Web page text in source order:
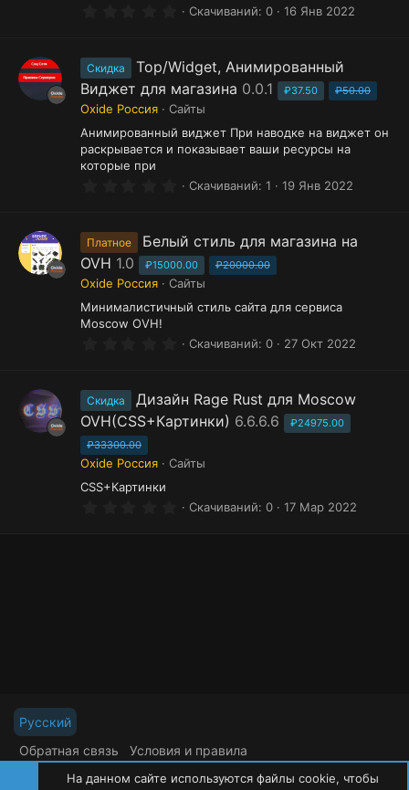
0
з
ё
з
Скачиваний 0 16 Янв 2022
Скидка
Top/Widget, Анимированный
Виджет для магазина 0.0.1 ₽37.50 ₽50.00
Oxide Россия
Сайты
Анимированный виджет При наводке на виджет он
раскрывается и показывает ваши ресурсы на
которые при
0
з
в
ё
з
Скачиваний 1 19 Янв 2022
Платное
Белый стиль для магазина на
OVH 1.0 ₽15000.00 ₽20000.00
Oxide Россия
Сайты
Минималистичный стиль сайта для сервиса
Moscow OVH!
0
з
ё
Скачиваний 0 27 Окт 2022
Скидка
Дизайн Rage Rust для Moscow
OVH(CSS+Картинки) 6.6.6.6
₽24975.00
₽33300.00
Oxide Россия
Сайты
CSS+Картинки
0 Скачиваний 0 17 Мар 2022
Русский
Обратная связь
Условия и правила
Политика конфиденциальности
Помощь
R
На данном сайте используются файлы cookie, чтобы